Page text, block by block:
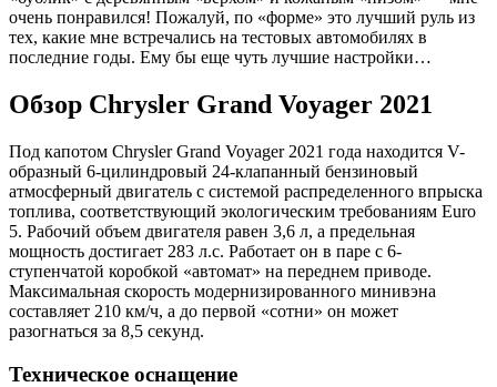
очень понравился! Пожалуй, по «форме» это лучший руль из
тех, какие мне встречались на тестовых автомобилях в
последние годы. Ему бы еще чуть лучшие настройки…
Обзор Chrysler Grand Voyager 2021
Под капотом Chrysler Grand Voyager 2021 года находится V-
образный 6-цилиндровый 24-клапанный бензиновый
атмосферный двигатель с системой распределенного впрыска
топлива, соответствующий экологическим требованиям Euro
5. Рабочий объем двигателя равен 3,6 л, а предельная
мощность достигает 283 л.с. Работает он в паре с 6-
ступенчатой коробкой «автомат» на переднем приводе.
Максимальная скорость модернизированного минивэна
составляет 210 км/ч, а до первой «сотни» он может
разогнаться за 8,5 секунд.
Техническое оснащение